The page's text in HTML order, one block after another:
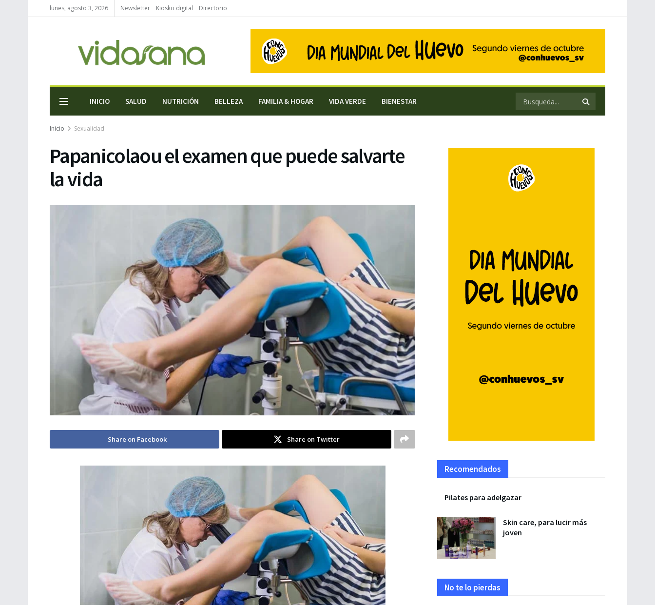
lunes, agosto 3, 2026 Newsletter Kiosko digital Directorio
INICIO SALUD NUTRICIÓN BELLEZA FAMILIA & HOGAR VIDA VERDE BIENESTAR
Inicio Sexualidad
Papanicolaou el examen que puede salvarte
la vida
Share on Facebook Share on Twitter
Recomendados
Pilates para adelgazar
Skin care, para lucir más
joven
No te lo pierdas